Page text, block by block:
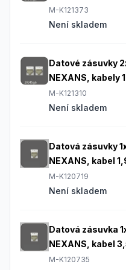
M-K121373
Není skladem
Datové zásuvky
NEXANS, kabely
M-K121310
Není skladem
Datová zásuvky
NEXANS, kabel
M-K120719
Není skladem
Datová zásuvka
NEXANS, kabel
M-K120735